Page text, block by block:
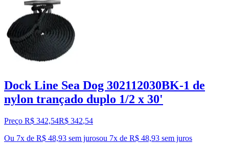
Dock Line Sea Dog 302112030BK-1 de
nylon trançado duplo 1/2 x 30'
Preço R$ 342,54R$ 342,54
Ou 7x de R$ 48,93 sem jurosou 7x de R$ 48,93 sem juros